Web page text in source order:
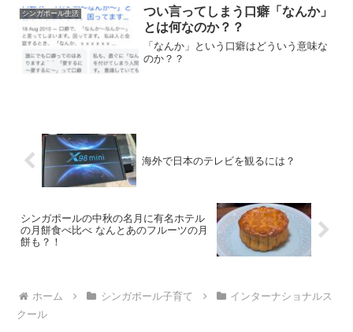
し、直前にZip Airに変更しました。私の
Z...
シンガポール生活
つい言ってしまう口癖「なんか」
とは何なのか？？
「なんか」という口癖はどういう意味な
のか？？
海外で日本のテレビを観るには？
シンガポールの中秋の名月に有名ホテル
の月餅食べ比べ なんとあのフルーツの月
餅も？！
ホーム シンガポール子育て
インターナショナルス
クール